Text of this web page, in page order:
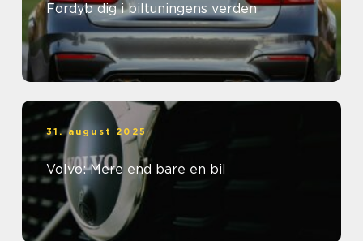
Fordyb dig i biltuningens verden
31. august 2025
Volvo: Mere end bare en bil